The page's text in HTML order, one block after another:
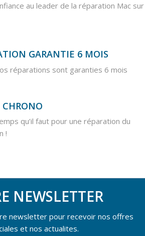
au leader de la réparation Mac sur
GARANTIE 6 MOIS
réparations sont garanties 6 mois
qu’il faut pour une réparation du
!
NEWSLETTER
newsletter pour recevoir nos offres
et nos actualites.